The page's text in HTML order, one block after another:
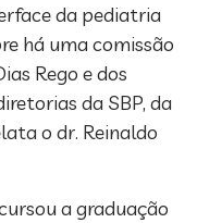
da pediatria
há uma comissão
Rego e dos
da SBP, da
o dr. Reinaldo
a graduação